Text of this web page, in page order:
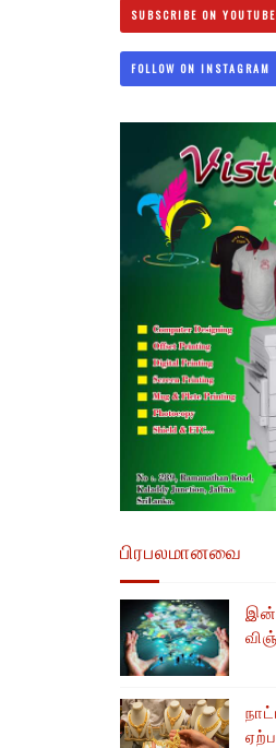
SUBSCRIBE ON YOUTUBE
FOLLOW ON INSTAGRAM
பிரபலமானவை